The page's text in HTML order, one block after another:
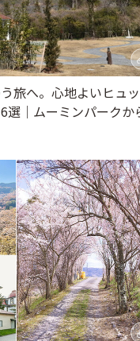
旅へ。心地よいヒュ
選｜ムーミンパークか